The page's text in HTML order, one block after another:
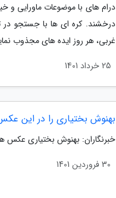
درام های با موضوعات ماورایی و
درخشند. کره ای ها با جستجو در
غربی، هر روز ایده های مجذوب
25 خرداد 1401
بهنوش بختیاری را در این
خبرنگاران: بهنوش بختیاری
30 فروردین 1401